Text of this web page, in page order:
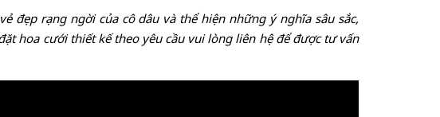
rạng ngời của cô dâu và thể hiện những ý nghĩa sâu sắc,
hoa cưới thiết kế theo yêu cầu vui lòng liên hệ để được tư vấn